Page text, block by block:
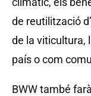
de reutilització
de la viticultura,
país o com
BWW també